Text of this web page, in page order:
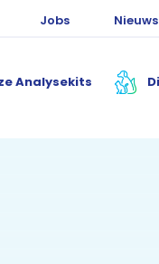
Jobs Nieuws
Analysekits